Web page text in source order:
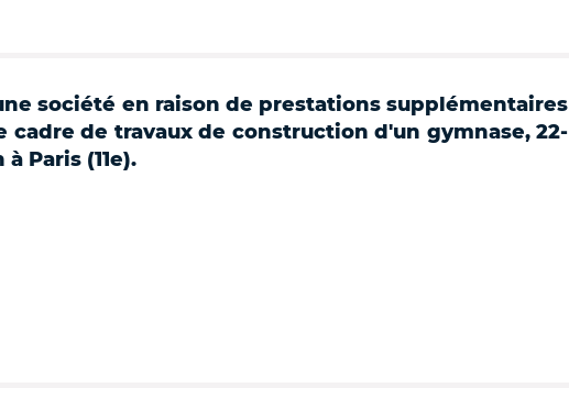
société en raison de prestations supplémentaires
cadre de travaux de construction d'un gymnase, 22-
Paris (11e).